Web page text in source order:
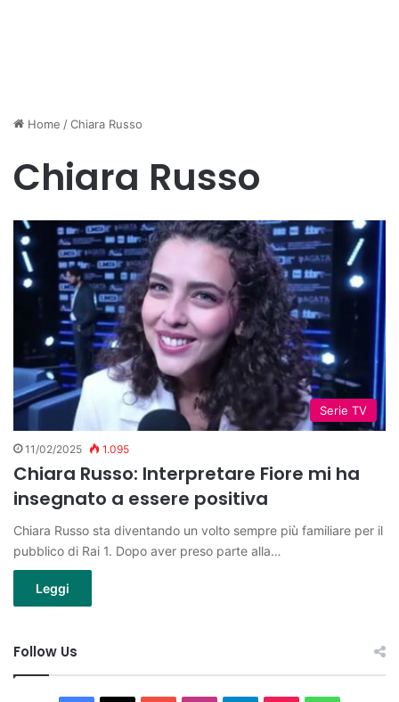
Home /Chiara Russo
Chiara Russo
Serie TV
11/02/2025 1.095
Chiara Russo: Interpretare Fiore mi ha
insegnato a essere positiva
Chiara Russo sta diventando un volto sempre più familiare per il
pubblico di Rai 1. Dopo aver preso parte alla…
Leggi
Follow Us